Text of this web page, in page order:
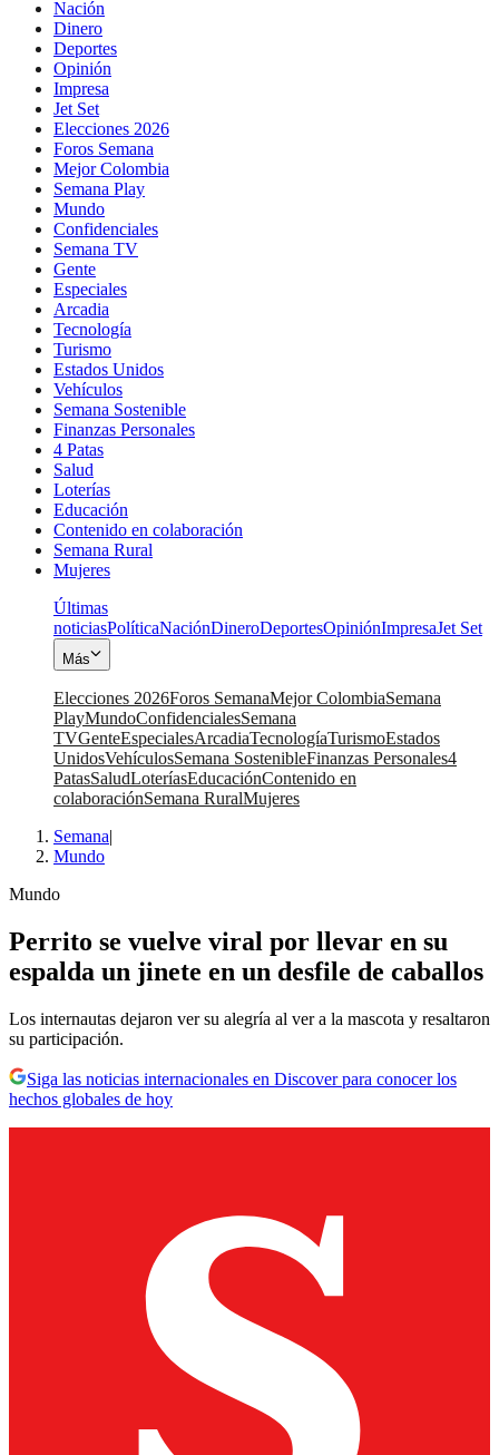
Nación
Dinero
Deportes
Opinión
Impresa
Jet Set
Elecciones 2026
Foros Semana
Mejor Colombia
Semana Play
Mundo
Confidenciales
Semana TV
Gente
Especiales
Arcadia
Tecnología
Turismo
Estados Unidos
Vehículos
Semana Sostenible
Finanzas Personales
4 Patas
Salud
Loterías
Educación
Contenido en colaboración
Semana Rural
Mujeres
Últimas
noticiasPolíticaNaciónDineroDeportesOpiniónImpresaJet Set
Más
Elecciones 2026Foros SemanaMejor ColombiaSemana
PlayMundoConfidencialesSemana
TVGenteEspecialesArcadiaTecnologíaTurismoEstados
UnidosVehículosSemana SostenibleFinanzas Personales4
PatasSaludLoteríasEducaciónContenido en
colaboraciónSemana RuralMujeres
Semana|
Mundo
Mundo
Perrito se vuelve viral por llevar en su
espalda un jinete en un desfile de caballos
Los internautas dejaron ver su alegría al ver a la mascota y resaltaron
su participación.
Siga las noticias internacionales en Discover para conocer los
hechos globales de hoy